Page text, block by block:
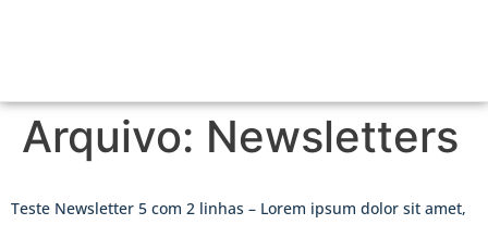
Arquivo: Newsletters
Teste Newsletter 5 com 2 linhas – Lorem ipsum dolor sit amet,